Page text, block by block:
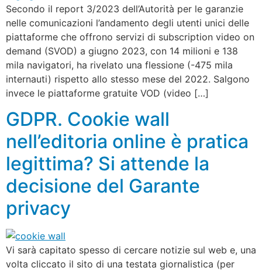
Secondo il report 3/2023 dell’Autorità per le garanzie
nelle comunicazioni l’andamento degli utenti unici delle
piattaforme che offrono servizi di subscription video on
demand (SVOD) a giugno 2023, con 14 milioni e 138
mila navigatori, ha rivelato una flessione (-475 mila
internauti) rispetto allo stesso mese del 2022. Salgono
invece le piattaforme gratuite VOD (video […]
GDPR. Cookie wall
nell’editoria online è pratica
legittima? Si attende la
decisione del Garante
privacy
Vi sarà capitato spesso di cercare notizie sul web e, una
volta cliccato il sito di una testata giornalistica (per